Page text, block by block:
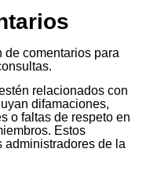
de comentarios para
relacionados con
difamaciones,
o faltas de respeto en
Estos
administradores de la